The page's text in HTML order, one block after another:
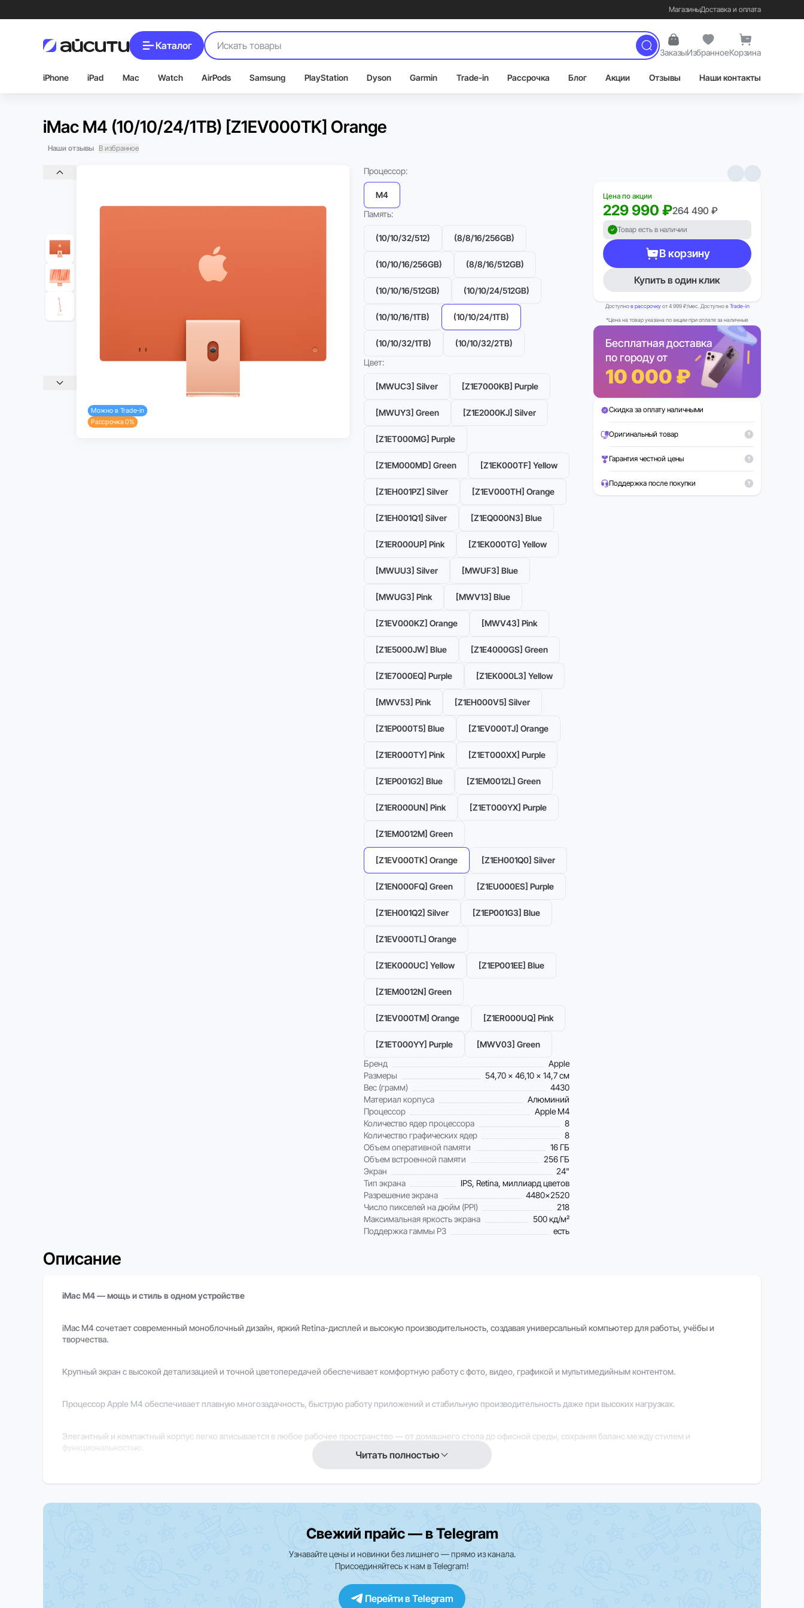
МагазиныДоставка и оплата
Каталог
ЗаказыИзбранноеКорзина
iPhone iPad Mac Watch AirPods Samsung PlayStation Dyson Garmin Trade-in Рассрочка Блог Акции Отзывы Наши контакты
iMac M4 (10/10/24/1TB) [Z1EV000TK] Orange
Наши отзывы В избранное
Можно в Trade-in
Рассрочка 0%
Можно в Trade-in
Можно в Trade-in
Процессор:
M4
Память:
(10/10/32/512) (8/8/16/256GB)
(10/10/16/256GB) (8/8/16/512GB)
(10/10/16/512GB) (10/10/24/512GB)
(10/10/16/1TB) (10/10/24/1TB)
(10/10/32/1TB)
(10/10/32/2TB)
Цвет:
[MWUC3] Silver [Z1E7000KB] Purple
[MWUY3] Green [Z1E2000KJ] Silver
[Z1ET000MG] Purple
[Z1EM000MD] Green [Z1EK000TF] Yellow
[Z1EH001PZ] Silver [Z1EV000TH] Orange
[Z1EH001Q1] Silver [Z1EQ000N3] Blue
[Z1ER000UP] Pink [Z1EK000TG] Yellow
[MWUU3] Silver [MWUF3] Blue
[MWUG3] Pink [MWV13] Blue
[Z1EV000KZ] Orange [MWV43] Pink
[Z1E5000JW] Blue [Z1E4000GS] Green
[Z1E7000EQ] Purple [Z1EK000L3] Yellow
[MWV53] Pink [Z1EH000V5] Silver
[Z1EP000T5] Blue [Z1EV000TJ] Orange
[Z1ER000TY] Pink [Z1ET000XX] Purple
[Z1EP001G2] Blue [Z1EM0012L] Green
[Z1ER000UN] Pink [Z1ET000YX] Purple
[Z1EM0012M] Green
[Z1EV000TK] Orange [Z1EH001Q0] Silver
[Z1EN000FQ] Green [Z1EU000ES] Purple
[Z1EH001Q2] Silver [Z1EP001G3] Blue
[Z1EV000TL] Orange
[Z1EK000UC] Yellow [Z1EP001EE] Blue
[Z1EM0012N] Green
[Z1EV000TM] Orange [Z1ER000UQ] Pink
[Z1ET000YY] Purple
[MWV03] Green
Бренд
Apple
Размеры
54,70 x 46,10 x 14,7 см
Вес (грамм)
4430
Материал корпуса
Алюминий
Процессор
Apple M4
Количество ядер процессора
8
Количество графических ядер
8
Объем оперативной памяти
16 ГБ
Объем встроенной памяти
256 ГБ
Экран
24"
Тип экрана
IPS, Retina, миллиард цветов
Разрешение экрана
4480×2520
Число пикселей на дюйм (PPI)
218
Максимальная яркость экрана
500 кд/м²
Поддержка гаммы P3
есть
Цена по акции
229 990 ₽264 490 ₽
Товар есть в наличии
В корзину
Купить в один клик
Доступнов рассрочкуот 4 999 ₽/мес. Доступно вTrade-in
*Цена на товар указана по акции при оплате за наличные
Бесплатная доставка
по городу от
10 000 ₽
Скидка за оплату наличными
Оригинальный товар
Гарантия честной цены
Поддержка после покупки
Описание
iMac M4 — мощь и стиль в одном устройстве
iMac M4 сочетает современный моноблочный дизайн, яркий Retina-дисплей и высокую производительность, создавая универсальный компьютер для работы, учёбы и
творчества.
Крупный экран с высокой детализацией и точной цветопередачей обеспечивает комфортную работу с фото, видео, графикой и мультимедийным контентом.
Процессор Apple M4 обеспечивает плавную многозадачность, быструю работу приложений и стабильную производительность даже при высоких нагрузках.
Элегантный и компактный корпус легко вписывается в любое рабочее пространство — от домашнего стола до офисной среды, сохраняя баланс между стилем и
функциональностью.
В зависимости от региона поставки некоторые функции и приложения могут быть ограничены. Для уточнения информации обратитесь к нашим менеджерам.
Читать полностью
Свежий прайс — в Telegram
Узнавайте цены и новинки без лишнего — прямо из канала.
Присоединяйтесь к нам в Telegram!
Перейти в Telegram